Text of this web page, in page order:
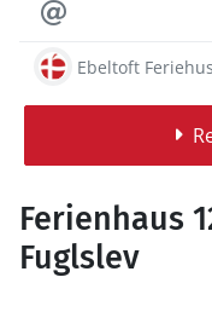
Ebeltoft
Ferienhaus
Fuglslev